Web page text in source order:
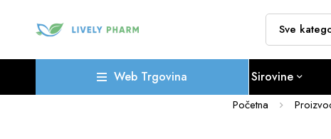
Web Trgovina Sirovine
Početna